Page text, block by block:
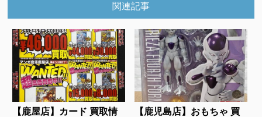
関連記事
【鹿屋店】カード 買取情
【鹿児島店】おもちゃ 買